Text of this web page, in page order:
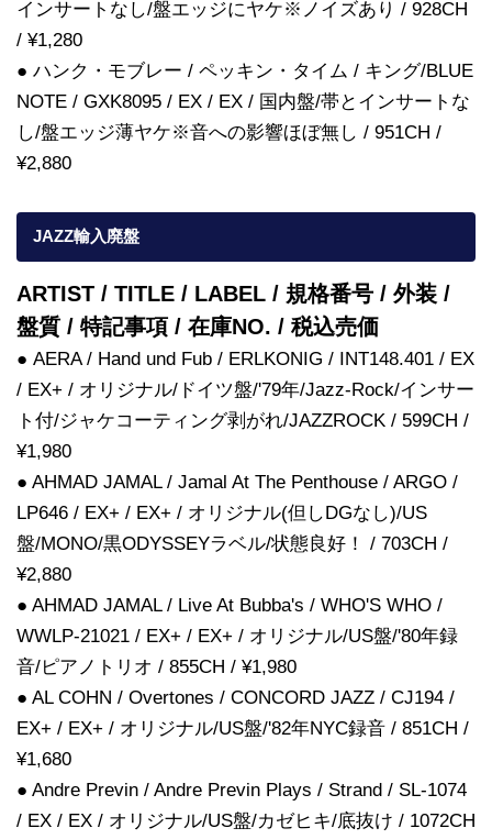
インサートなし/盤エッジにヤケ※ノイズあり / 928CH
/ ¥1,280
● ハンク・モブレー / ペッキン・タイム / キング/BLUE
NOTE / GXK8095 / EX / EX / 国内盤/帯とインサートな
し/盤エッジ薄ヤケ※音への影響ほぼ無し / 951CH /
¥2,880
JAZZ輸入廃盤
ARTIST / TITLE / LABEL / 規格番号 / 外装 /
盤質 / 特記事項 / 在庫NO. / 税込売価
● AERA / Hand und Fub / ERLKONIG / INT148.401 / EX
/ EX+ / オリジナル/ドイツ盤/'79年/Jazz-Rock/インサー
ト付/ジャケコーティング剥がれ/JAZZROCK / 599CH /
¥1,980
● AHMAD JAMAL / Jamal At The Penthouse / ARGO /
LP646 / EX+ / EX+ / オリジナル(但しDGなし)/US
盤/MONO/黒ODYSSEYラベル/状態良好！ / 703CH /
¥2,880
● AHMAD JAMAL / Live At Bubba's / WHO'S WHO /
WWLP-21021 / EX+ / EX+ / オリジナル/US盤/'80年録
音/ピアノトリオ / 855CH / ¥1,980
● AL COHN / Overtones / CONCORD JAZZ / CJ194 /
EX+ / EX+ / オリジナル/US盤/'82年NYC録音 / 851CH /
¥1,680
● Andre Previn / Andre Previn Plays / Strand / SL-1074
/ EX / EX / オリジナル/US盤/カゼヒキ/底抜け / 1072CH